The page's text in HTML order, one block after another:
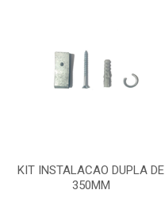
KIT INSTALACAO DUPLA DE
350MM